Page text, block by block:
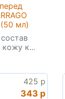
(50 мл)
кожу к...
425 р
343 р